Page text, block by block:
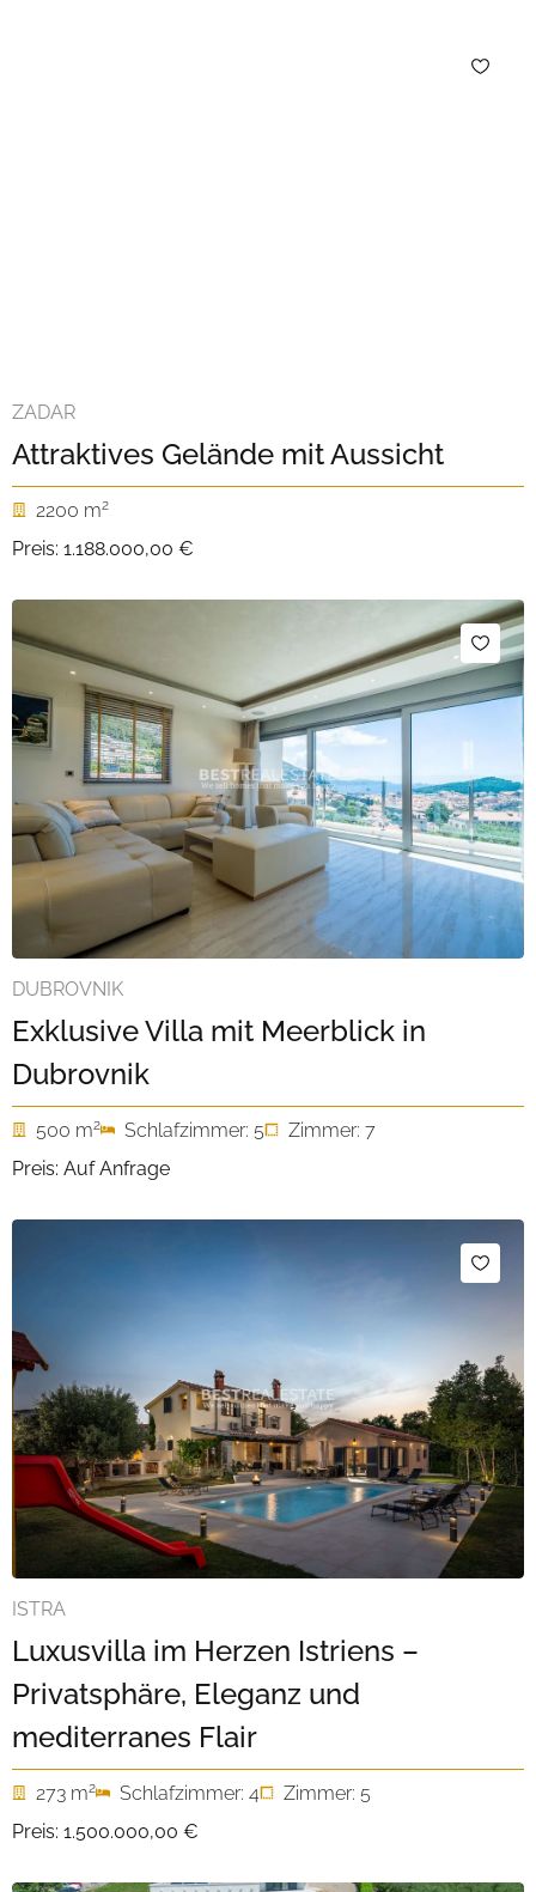
ZADAR
Attraktives Gelände mit Aussicht
2200 m2
Preis: 1.188.000,00 €
DUBROVNIK
Exklusive Villa mit Meerblick in
Dubrovnik
500 m2 Schlafzimmer: 5
Zimmer: 7
Preis: Auf Anfrage
ISTRA
Luxusvilla im Herzen Istriens –
Privatsphäre, Eleganz und
mediterranes Flair
273 m2 Schlafzimmer: 4
Zimmer: 5
Preis: 1.500.000,00 €